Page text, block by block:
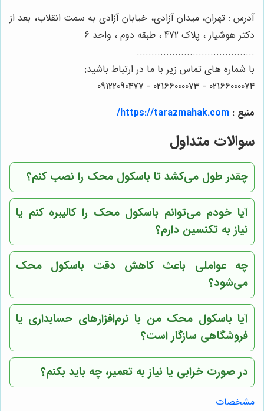
آدرس : تهران، میدان آزادی، خیابان آزادی به سمت انقلاب، بعد از
دکتر هوشیار ، پلاک 472 ، طبقه دوم ، واحد 6
........................................
با شماره های تماس زیر با ما در ارتباط باشید:
02166000074 - 02166000073 - 09122090477
منبع : https://tarazmahak.com/
سوالات متداول
چقدر طول می‌کشد تا باسکول محک را نصب کنم؟
آیا خودم می‌توانم باسکول محک را کالیبره کنم یا
نیاز به تکنسین دارم؟
چه عواملی باعث کاهش دقت باسکول محک
می‌شود؟
آیا باسکول محک من با نرم‌افزارهای حسابداری یا
فروشگاهی سازگار است؟
در صورت خرابی یا نیاز به تعمیر، چه باید بکنم؟
مشخصات